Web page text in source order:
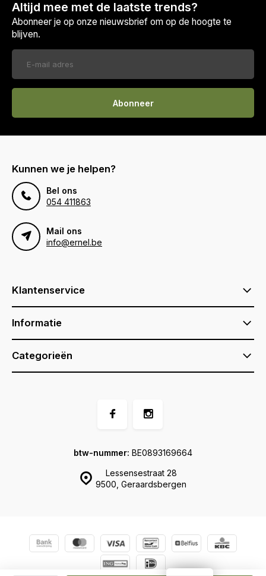
Altijd mee met de laatste trends?
Abonneer je op onze nieuwsbrief om op de hoogte te
blijven.
Abonneer
Kunnen we je helpen?
Bel ons
054 411863
Mail ons
info@ernel.be
Klantenservice
Informatie
Categorieën
Lessensestraat 28
9500, Geraardsbergen
btw-nummer: BE0893169664